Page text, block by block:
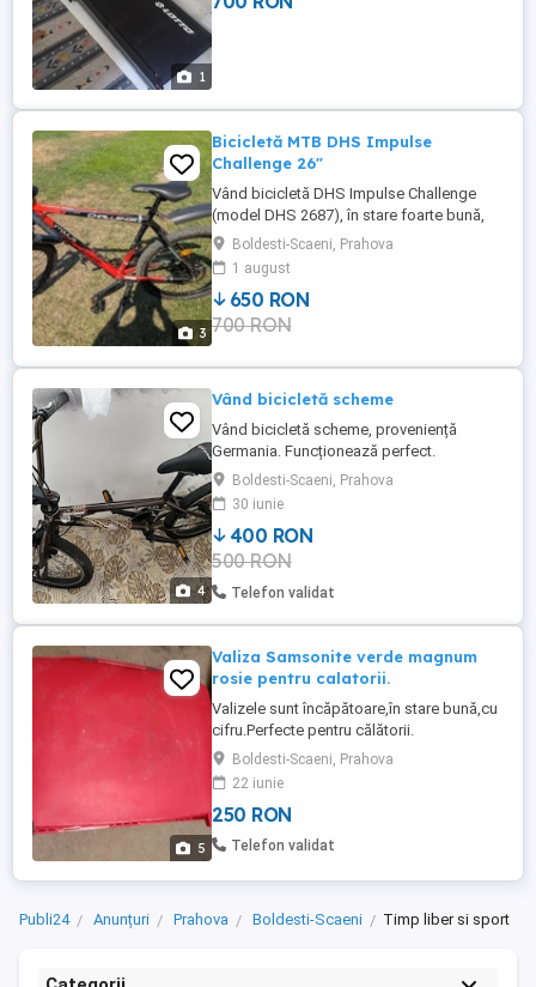
1
3
Bicicletă MTB DHS Impulse
Challenge 26"
Vând bicicletă DHS Impulse Challenge
(model DHS 2687), în stare foarte bună,
gata de folosit. Ideală pentru oraș și
trasee ușoare de munte. Detalii tehnice:
Cadru aluminiu hardtail, mărime 48 cm
(potrivit pentru persoane 165 180 cm) Roți
26", jante duble din aluminiu Furcă cu
Boldesti-Scaeni, Prahova
1 august
650 RON
700 RON
4
Vând bicicletă scheme
Vând bicicletă scheme, proveniență
Germania. Funcționează perfect.
Boldesti-Scaeni, Prahova
30 iunie
400 RON
500 RON
Telefon validat
5
Valiza Samsonite verde magnum
rosie pentru calatorii.
Valizele sunt încăpătoare,în stare bună,cu
cifru.Perfecte pentru călătorii.
Boldesti-Scaeni, Prahova
22 iunie
250 RON
Telefon validat
Publi24 Anunțuri Prahova Boldesti-Scaeni Timp liber si sport